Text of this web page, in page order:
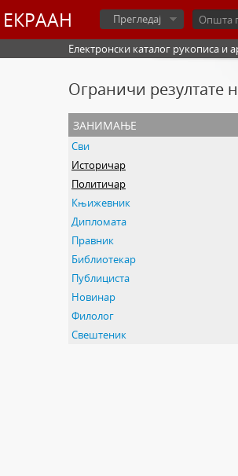
ЕКРААН Прегледај
Електронски каталог рукописа и
Ограничи резултате
занимање
Сви
Историчар
Политичар
Књижевник
Дипломата
Правник
Библиотекар
Публициста
Новинар
Филолог
Свештеник